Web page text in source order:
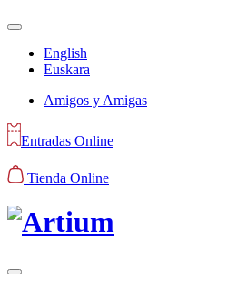
English
Euskara
Amigos y Amigas
Entradas Online
Tienda Online